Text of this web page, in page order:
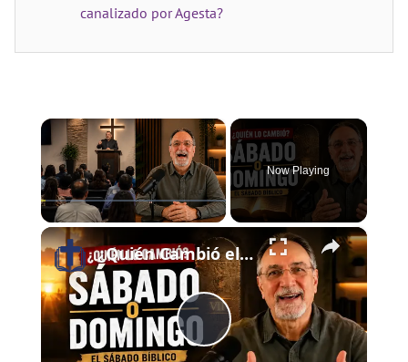
canalizado por Agesta?
×
Play Unmute
Now Playing
×
P
¿Quién Cambió el Sábado al Domingo? | El Sábado Bíblico